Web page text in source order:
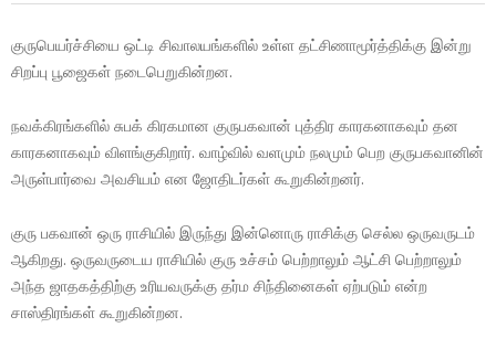
குருபெயர்ச்சியை ஒட்டி சிவாலயங்களில் உள்ள தட்சிணாமூர்த்திக்கு இன்று
சிறப்பு பூஜைகள் நடைபெறுகின்றன.
நவக்கிரங்களில் சுபக் கிரகமான குருபகவான் புத்திர காரகனாகவும் தன
காரகனாகவும் விளங்குகிறார். வாழ்வில் வளமும் நலமும் பெற குருபகவானின்
அருள்பார்வை அவசியம் என ஜோதிடர்கள் கூறுகின்றனர்.
குரு பகவான் ஒரு ராசியில் இருந்து இன்னொரு ராசிக்கு செல்ல ஒருவருடம்
ஆகிறது. ஒருவருடைய ராசியில் குரு உச்சம் பெற்றாலும் ஆட்சி பெற்றாலும்
அந்த ஜாதகத்திற்கு உரியவருக்கு தர்ம சிந்தினைகள் ஏற்படும் என்ற
சாஸ்திரங்கள் கூறுகின்றன.